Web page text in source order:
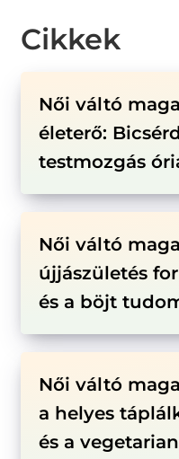
Cikkek
Női váltó
életerő:
testmozgás
Női váltó
újjászületés
és a böjt
Női váltó
a helyes
és a